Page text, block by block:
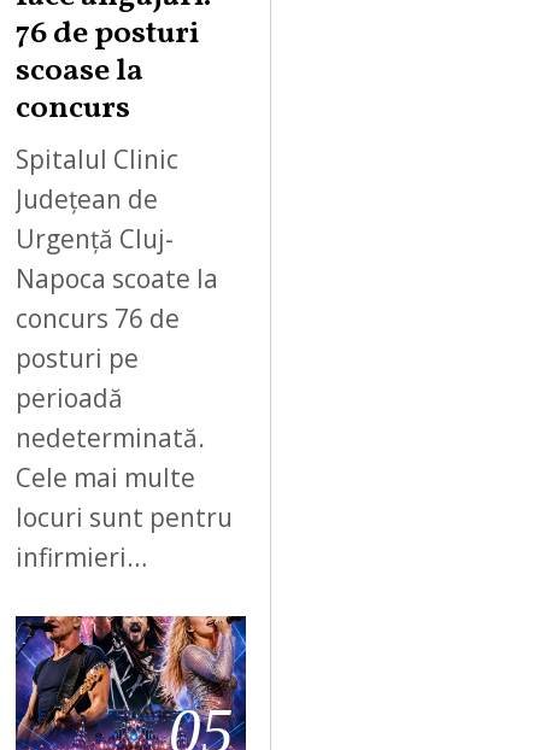
76 de posturi
scoase la
concurs
Spitalul Clinic
Județean de
Urgență Cluj-
Napoca scoate la
concurs 76 de
posturi pe
perioadă
nedeterminată.
Cele mai multe
locuri sunt pentru
infirmieri…
05